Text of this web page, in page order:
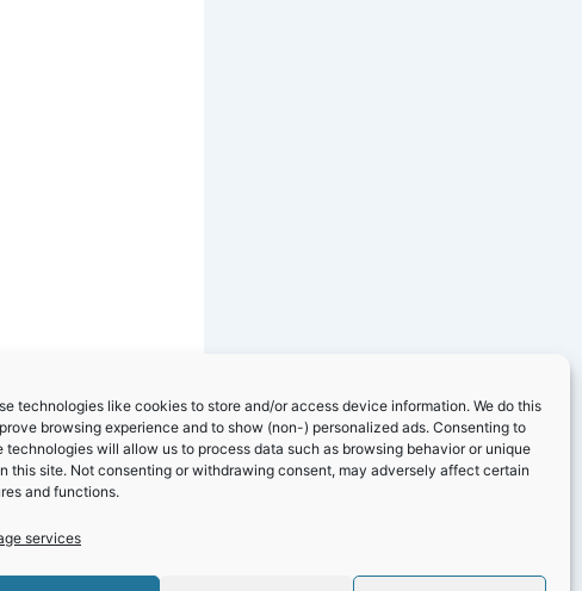
technologies like cookies to store and/or access device information. We do this
browsing experience and to show (non-) personalized ads. Consenting to
technologies will allow us to process data such as browsing behavior or unique
this site. Not consenting or withdrawing consent, may adversely affect certain
and functions.
services